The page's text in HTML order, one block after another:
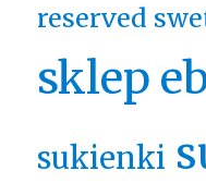
reserved
sklep
sukienki